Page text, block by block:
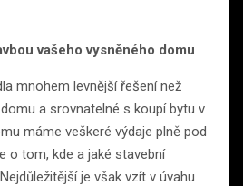
vašeho vysněného domu
mnohem levnější řešení než
a srovnatelné s koupí bytu v
máme veškeré výdaje plně pod
o tom, kde a jaké stavební
je však vzít v úvahu